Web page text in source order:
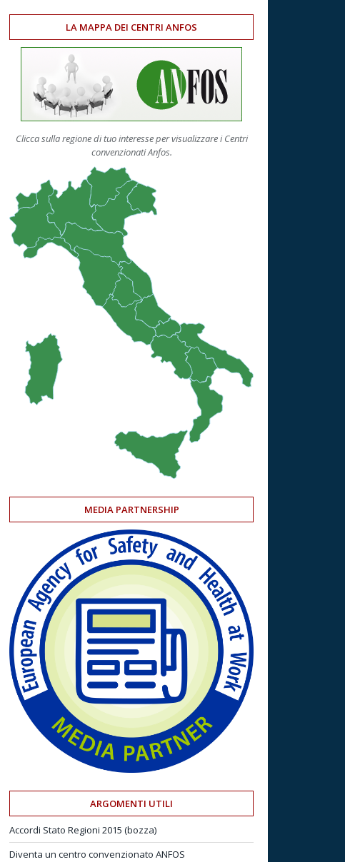
LA MAPPA DEI CENTRI ANFOS
Clicca sulla regione di tuo interesse per visualizzare i Centri
convenzionati Anfos.
MEDIA PARTNERSHIP
ARGOMENTI UTILI
Accordi Stato Regioni 2015 (bozza)
Diventa un centro convenzionato ANFOS